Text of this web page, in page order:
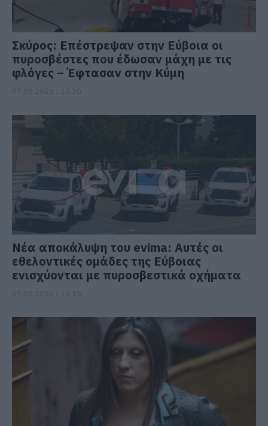
Σκύρος: Επέστρεψαν στην Εύβοια οι
πυροσβέστες που έδωσαν μάχη με τις
φλόγες – Έφτασαν στην Κύμη
Νέα αποκάλυψη του evima: Αυτές οι
εθελοντικές ομάδες της Εύβοιας
ενισχύονται με πυροσβεστικά οχήματα